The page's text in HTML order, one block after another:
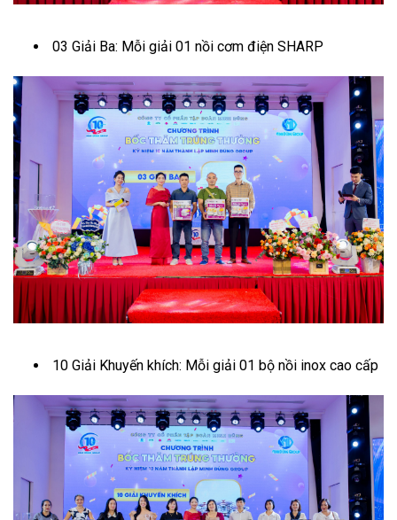
03 Giải Ba: Mỗi giải 01 nồi cơm điện SHARP
10 Giải Khuyến khích: Mỗi giải 01 bộ nồi inox cao cấp